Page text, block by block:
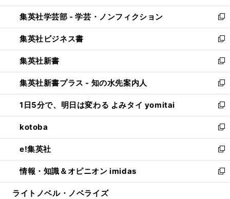
開
く
ウ
で
開
く
ン
ド
ウ
で
開
く
ウ
ィ
ン
ド
ウ
で
開
く
集英社学芸部 - 学芸・ノンフィクション
新
し
い
ウ
ィ
ン
ド
ウ
で
開
く
集英社ビジネス書
新
し
い
ウ
ィ
ン
ド
ウ
で
開
く
集英社新書
新
し
い
ウ
ィ
ン
ド
ウ
で
開
く
集英社新書プラス - 知の水先案内人
新
し
い
ウ
ィ
ン
ド
ウ
で
開
1日5分で、明日は変わる よみタイ yomitai
新
し
い
ウ
ィ
ン
ド
ウ
kotoba
新
し
い
ウ
ィ
ン
e!集英社
新
し
い
ウ
情報・知識＆オピニオン imidas
新
し
ライトノベル・ノベライズ